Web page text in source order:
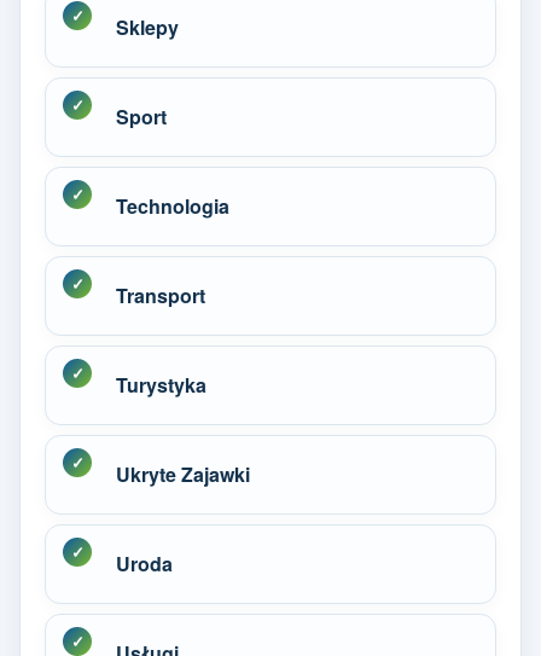
Sklepy
Sport
Technologia
Transport
Turystyka
Ukryte Zajawki
Uroda